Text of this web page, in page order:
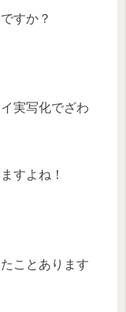
すか？
実写化でざわ
すよね！
ことあります